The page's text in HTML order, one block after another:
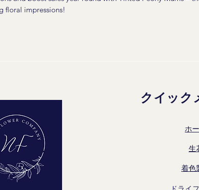
floral impressions!
クイック
ホ
生
着色
ドライ